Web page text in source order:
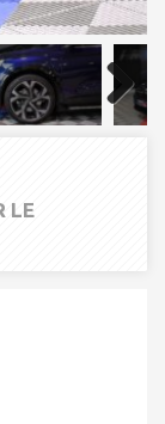
Next
LE